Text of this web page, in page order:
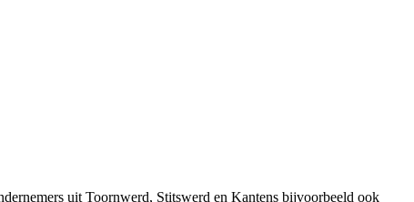
uit Toornwerd, Stitswerd en Kantens bijvoorbeeld ook